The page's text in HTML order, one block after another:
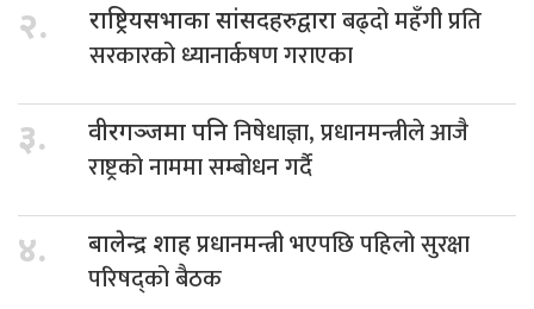
२. राष्ट्रियसभाका सांसदहरुद्वाराबढ्दो महँगी प्रति
सरकारको ध्यानार्कषण गराएका
३. वीरगञ्जमा पनिनिषेधाज्ञा, प्रधानमन्त्रीले आजै
राष्ट्रको नाममा सम्बोधन गर्दै
४. बालेन्द्र शाहप्रधानमन्त्री भएपछि पहिलो सुरक्षा
परिषद्को बैठक